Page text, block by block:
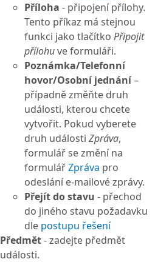
Příloha - připojení přílohy.
Tento příkaz má stejnou
funkci jako tlačítko Připojit
přílohuve formuláři.
Poznámka/Telefonní
hovor/Osobní jednání–
případně změňte druh
události, kterou chcete
vytvořit. Pokud vyberete
druh události Zpráva,
formulář se změní na
formulářZpráva pro
odeslání e-mailové zprávy.
Přejít do stavu - přechod
do jiného stavu požadavku
dle postupu řešení
Předmět- zadejte předmět
události.